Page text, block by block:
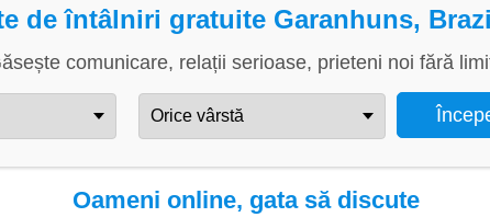
de întâlniri gratuite Garanhuns,
comunicare, relații serioase, prieteni noi fără
Oameni online, gata să discute